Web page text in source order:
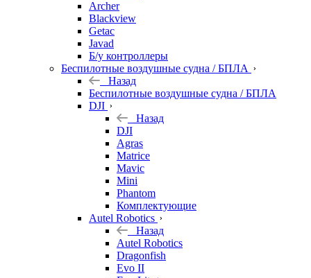
Archer
Blackview
Getac
Javad
Б/у контроллеры
Беспилотные воздушные судна / БПЛА
Назад
Беспилотные воздушные судна / БПЛА
DJI
Назад
DJI
Agras
Matrice
Mavic
Mini
Phantom
Комплектующие
Autel Robotics
Назад
Autel Robotics
Dragonfish
Evo II